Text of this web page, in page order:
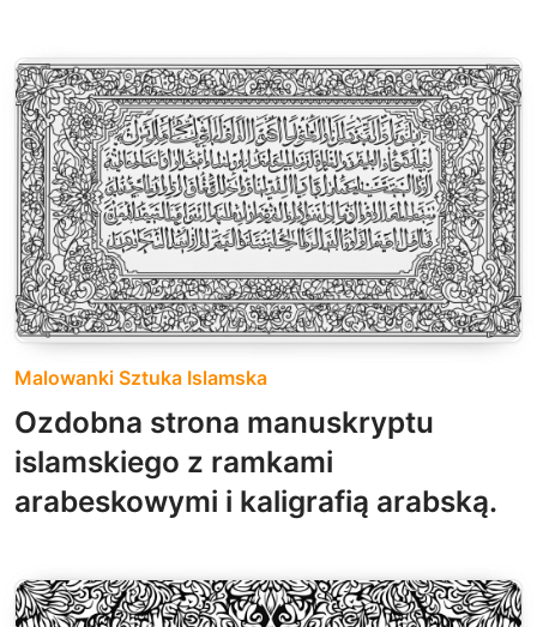
Malowanki Sztuka Islamska
Ozdobna strona manuskryptu
islamskiego z ramkami
arabeskowymi i kaligrafią arabską.